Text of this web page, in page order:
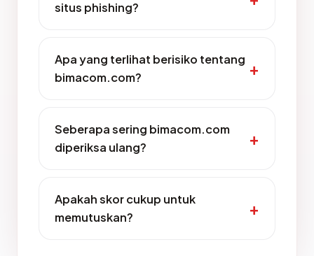
situs phishing?
Apa yang terlihat berisiko tentang
bimacom.com?
Seberapa sering bimacom.com
diperiksa ulang?
Apakah skor cukup untuk
memutuskan?